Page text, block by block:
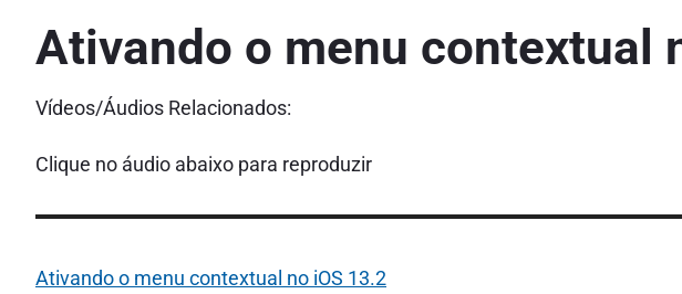
Ativando o menu contextual
Vídeos/Áudios Relacionados:
Clique no áudio abaixo para reproduzir
Ativando o menu contextual no iOS 13.2